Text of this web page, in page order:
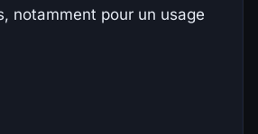
notamment pour un usage